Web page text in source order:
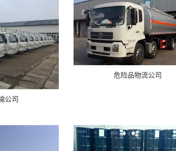
公司
危险品物流公司